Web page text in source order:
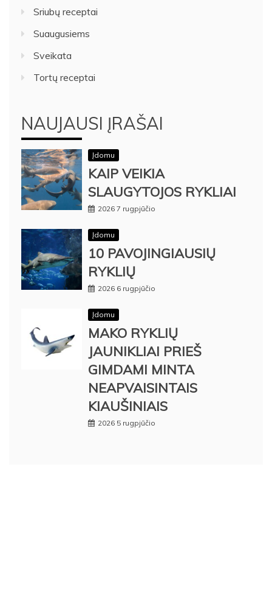
Sriubų receptai
Suaugusiems
Sveikata
Tortų receptai
NAUJAUSI ĮRAŠAI
Įdomu
KAIP VEIKIA
SLAUGYTOJOS RYKLIAI
2026 7 rugpjūčio
Įdomu
10 PAVOJINGIAUSIŲ
RYKLIŲ
2026 6 rugpjūčio
Įdomu
MAKO RYKLIŲ
JAUNIKLIAI PRIEŠ
GIMDAMI MINTA
NEAPVAISINTAIS
KIAUŠINIAIS
2026 5 rugpjūčio